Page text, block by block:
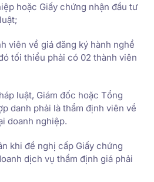
hoặc Giấy chứng nhận đầu tư
viên về giá đăng ký hành nghề
tối thiểu phải có 02 thành viên
luật, Giám đốc hoặc Tổng
danh phải là thẩm định viên về
doanh nghiệp.
khi đề nghị cấp Giấy chứng
dịch vụ thẩm định giá phải